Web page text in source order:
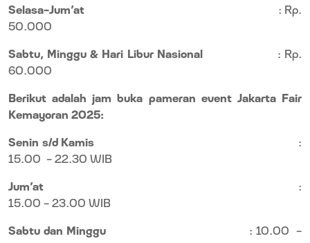
Selasa-Jum’at
: Rp.
50.000
Sabtu, Minggu & Hari Libur Nasional
: Rp.
60.000
Berikut adalah jam buka pameran event Jakarta Fair
Kemayoran 2025:
Senin s/d Kamis
:
15.00 - 22.30 WIB
Jum’at
:
15.00 – 23.00 WIB
Sabtu dan Minggu
: 10.00 -